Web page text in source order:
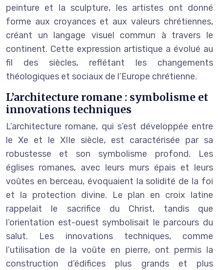
peinture et la sculpture, les artistes ont donné
forme aux croyances et aux valeurs chrétiennes,
créant un langage visuel commun à travers le
continent. Cette expression artistique a évolué au
fil des siècles, reflétant les changements
théologiques et sociaux de l’Europe chrétienne.
L’architecture romane : symbolisme et
innovations techniques
L’architecture romane, qui s’est développée entre
le Xe et le XIIe siècle, est caractérisée par sa
robustesse et son symbolisme profond. Les
églises romanes, avec leurs murs épais et leurs
voûtes en berceau, évoquaient la solidité de la foi
et la protection divine. Le plan en croix latine
rappelait le sacrifice du Christ, tandis que
l’orientation est-ouest symbolisait le parcours du
salut. Les innovations techniques, comme
l’utilisation de la voûte en pierre, ont permis la
construction d’édifices plus grands et plus